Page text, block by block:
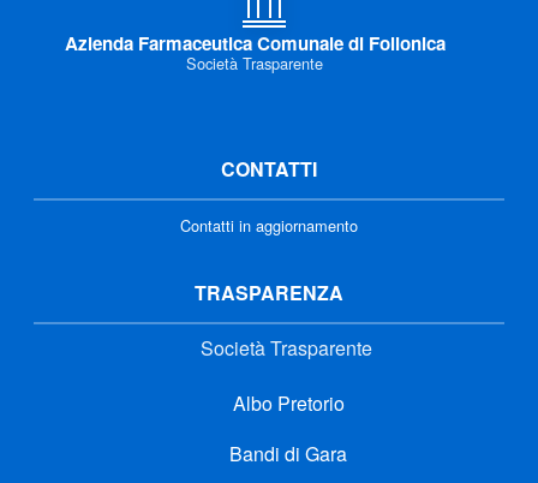
Azienda Farmaceutica Comunale di Follonica
Società Trasparente
CONTATTI
Contatti in aggiornamento
TRASPARENZA
Società Trasparente
Albo Pretorio
Bandi di Gara